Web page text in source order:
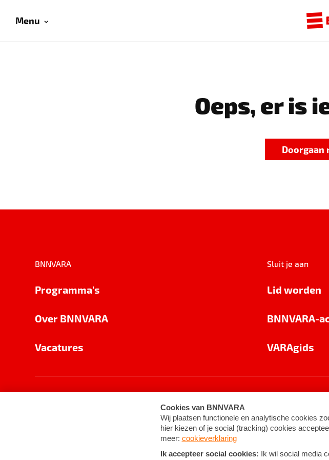
Menu
Oeps, er is
Doorgaan
BNNVARA
Programma's
Over BNNVARA
Vacatures
Sluit je aan
Lid worden
BNNVARA-
VARAgids
Cookie-instellingen Algemene voorwaarden ©2026